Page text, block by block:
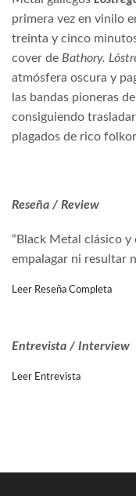
primera vez en vinilo
treinta y cinco
cover de Bathory.
atmósfera oscura y
las bandas pioneras
consiguiendo
plagados de rico
Reseña / Review
“Black Metal clásico
empalagar ni resultar
Leer Reseña Completa
Entrevista / Interview
Leer Entrevista